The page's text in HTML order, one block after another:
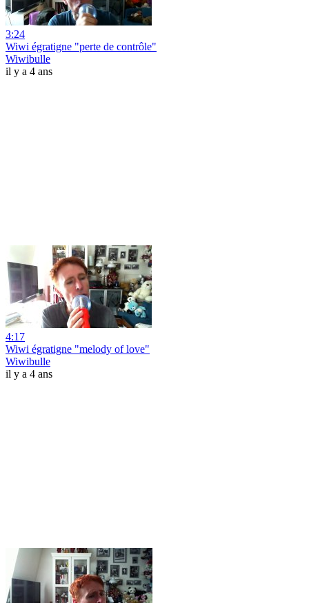
3:24
Wiwi égratigne "perte de contrôle"
Wiwibulle
il y a 4 ans
4:17
Wiwi égratigne "melody of love"
Wiwibulle
il y a 4 ans